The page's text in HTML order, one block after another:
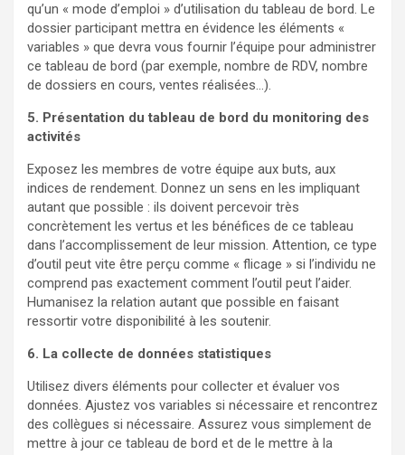
qu’un « mode d’emploi » d’utilisation du tableau de bord. Le
dossier participant mettra en évidence les éléments «
variables » que devra vous fournir l’équipe pour administrer
ce tableau de bord (par exemple, nombre de RDV, nombre
de dossiers en cours, ventes réalisées…).
5. Présentation du tableau de bord du monitoring des
activités
Exposez les membres de votre équipe aux buts, aux
indices de rendement. Donnez un sens en les impliquant
autant que possible : ils doivent percevoir très
concrètement les vertus et les bénéfices de ce tableau
dans l’accomplissement de leur mission. Attention, ce type
d’outil peut vite être perçu comme « flicage » si l’individu ne
comprend pas exactement comment l’outil peut l’aider.
Humanisez la relation autant que possible en faisant
ressortir votre disponibilité à les soutenir.
6. La collecte de données statistiques
Utilisez divers éléments pour collecter et évaluer vos
données. Ajustez vos variables si nécessaire et rencontrez
des collègues si nécessaire. Assurez vous simplement de
mettre à jour ce tableau de bord et de le mettre à la